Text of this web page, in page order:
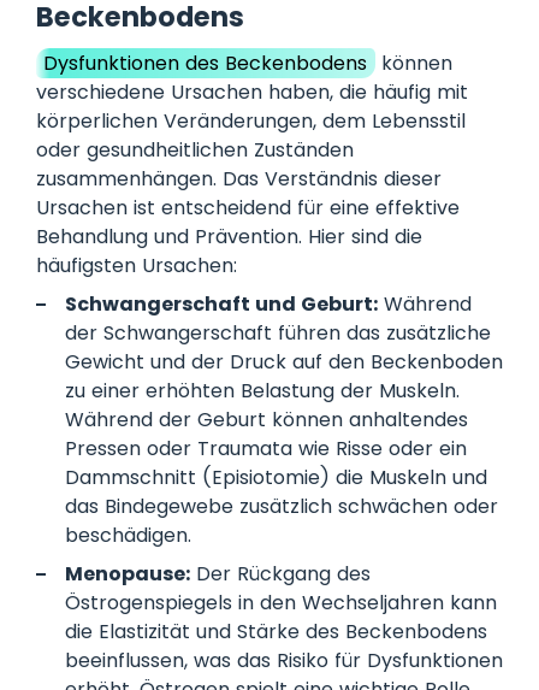
Beckenbodens
Dysfunktionen des Beckenbodens können
verschiedene Ursachen haben, die häufig mit
körperlichen Veränderungen, dem Lebensstil
oder gesundheitlichen Zuständen
zusammenhängen. Das Verständnis dieser
Ursachen ist entscheidend für eine effektive
Behandlung und Prävention. Hier sind die
häufigsten Ursachen:
Schwangerschaft und Geburt: Während
der Schwangerschaft führen das zusätzliche
Gewicht und der Druck auf den Beckenboden
zu einer erhöhten Belastung der Muskeln.
Während der Geburt können anhaltendes
Pressen oder Traumata wie Risse oder ein
Dammschnitt (Episiotomie) die Muskeln und
das Bindegewebe zusätzlich schwächen oder
beschädigen.
Menopause: Der Rückgang des
Östrogenspiegels in den Wechseljahren kann
die Elastizität und Stärke des Beckenbodens
beeinflussen, was das Risiko für Dysfunktionen